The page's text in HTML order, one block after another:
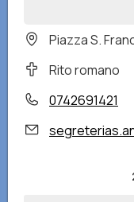
Piazza S.
Rito romano
0742691421